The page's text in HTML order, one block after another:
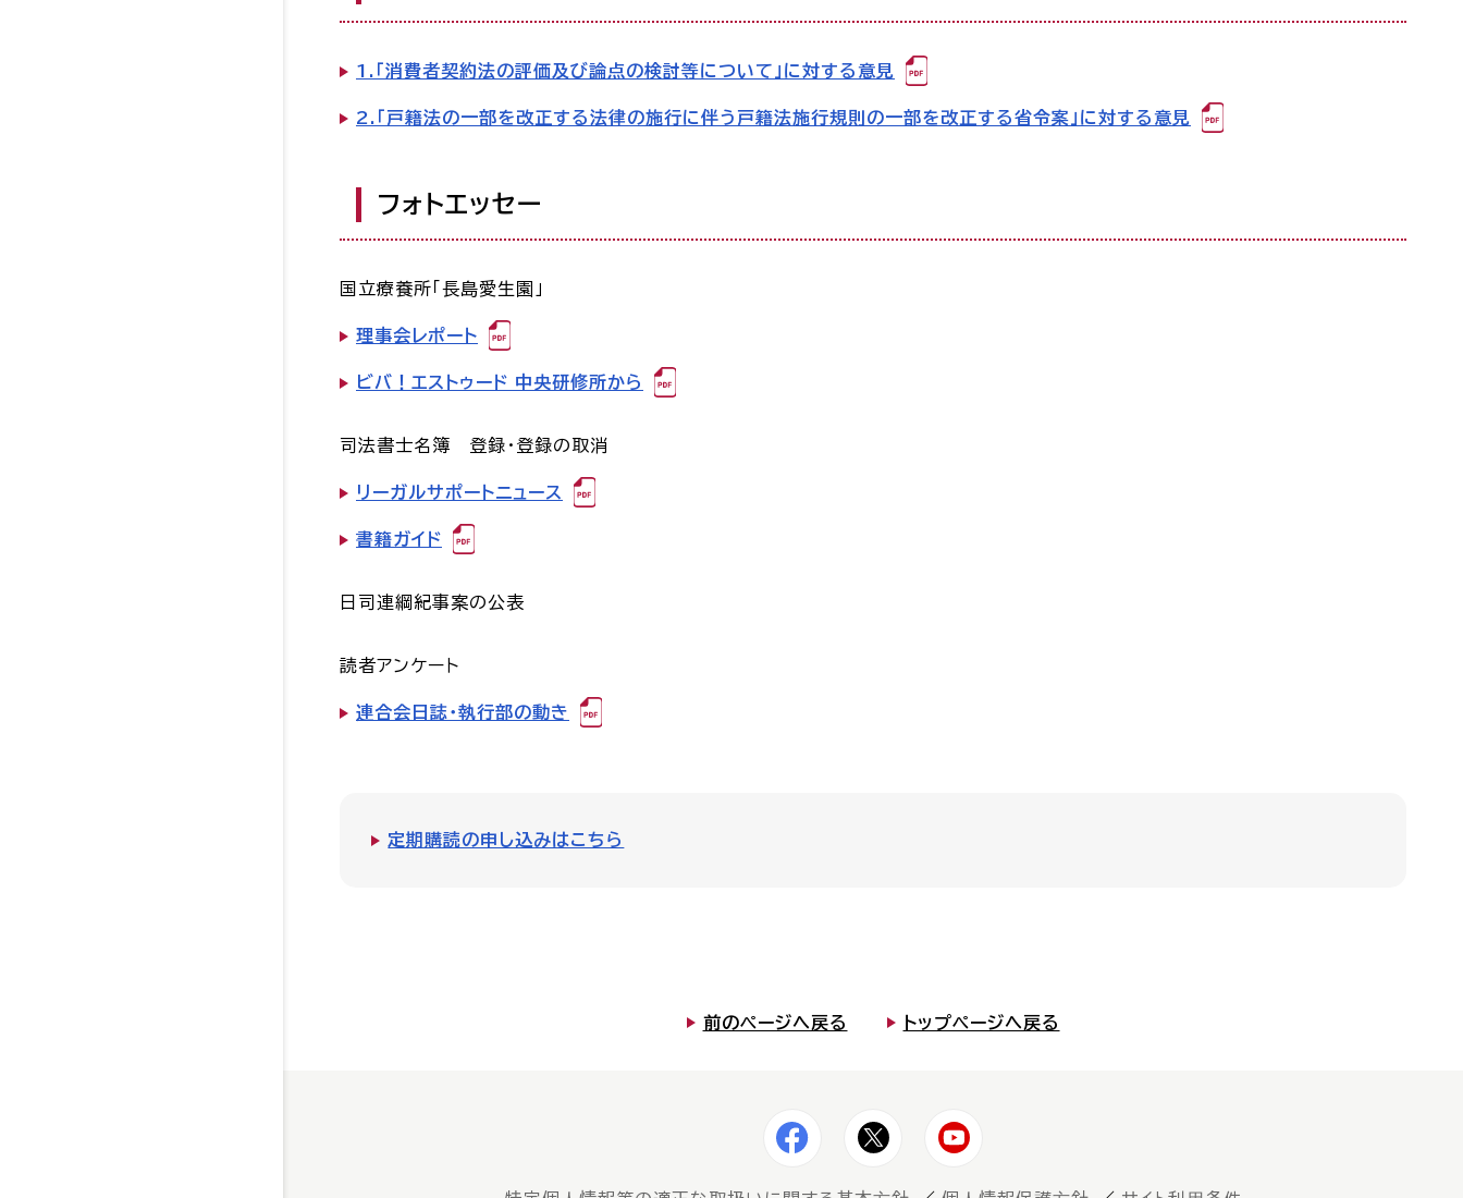
1.「消費者契約法の評価及び論点の検討等について」に対する意見
2.「戸籍法の一部を改正する法律の施行に伴う戸籍法施行規則の一部を改正する省令案」に対する意見
フォトエッセー
国立療養所「長島愛生園」
理事会レポート
ビバ！エストゥード 中央研修所から
司法書士名簿 登録・登録の取消
リーガルサポートニュース
書籍ガイド
日司連綱紀事案の公表
読者アンケート
連合会日誌・執行部の動き
定期購読の申し込みはこちら
前のページへ戻る トップページへ戻る